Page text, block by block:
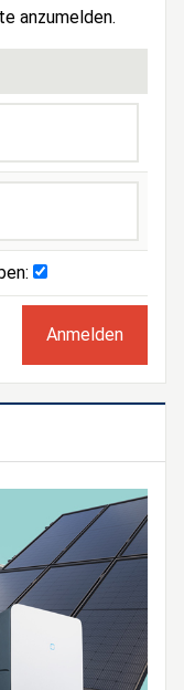
anzumelden.